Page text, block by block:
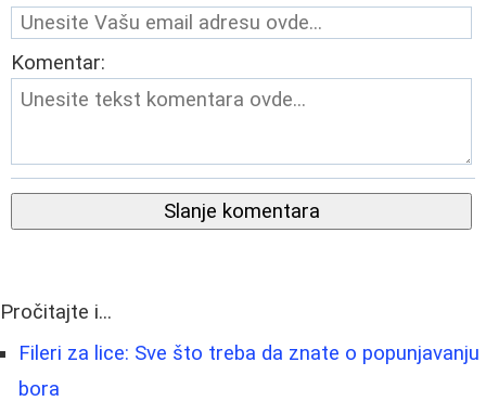
Komentar:
Slanje komentara
Pročitajte i...
Fileri za lice: Sve što treba da znate o popunjavanju
bora